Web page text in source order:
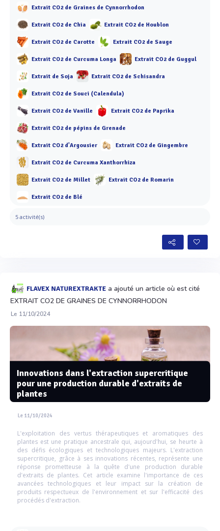
Extrait CO2 de Graines de Cynnorrhodon
Extrait CO2 de Chia Extrait CO2 de Houblon
Extrait CO2 de Carotte Extrait CO2 de Sauge
Extrait CO2 de Curcuma Longa Extrait CO2 de Guggul
Extrait de Soja Extrait CO2 de Schisandra
Extrait CO2 de Souci (Calendula)
Extrait CO2 de Vanille Extrait CO2 de Paprika
Extrait CO2 de pépins de Grenade
Extrait CO2 d'Argousier Extrait CO2 de Gingembre
Extrait CO2 de Curcuma Xanthorrhiza
Extrait CO2 de Millet Extrait CO2 de Romarin
Extrait CO2 de Blé
5 activité(s)
FLAVEX NATUREXTRAKTE a ajouté un article où est cité
EXTRAIT CO2 DE GRAINES DE CYNNORRHODON
Le 11/10/2024
Innovations dans l'extraction supercritique
pour une production durable d'extraits de
plantes
Le 11/10/2024
L'exploitation des vertus thérapeutiques et aromatiques des
plantes est une pratique ancestrale qui, aujourd'hui, se heurte à
des défis écologiques et technologiques majeurs. L'extraction
supercritique, grâce à ses innovations récentes, représente une
réponse prometteuse à la quête d'une production durable
d'extraits de plantes. Cet article examine l'importance de ces
avancées technologiques et leur impact sur la création de
produits respectueux de l'environnement et sur l'efficacité des
procédés d'extraction.